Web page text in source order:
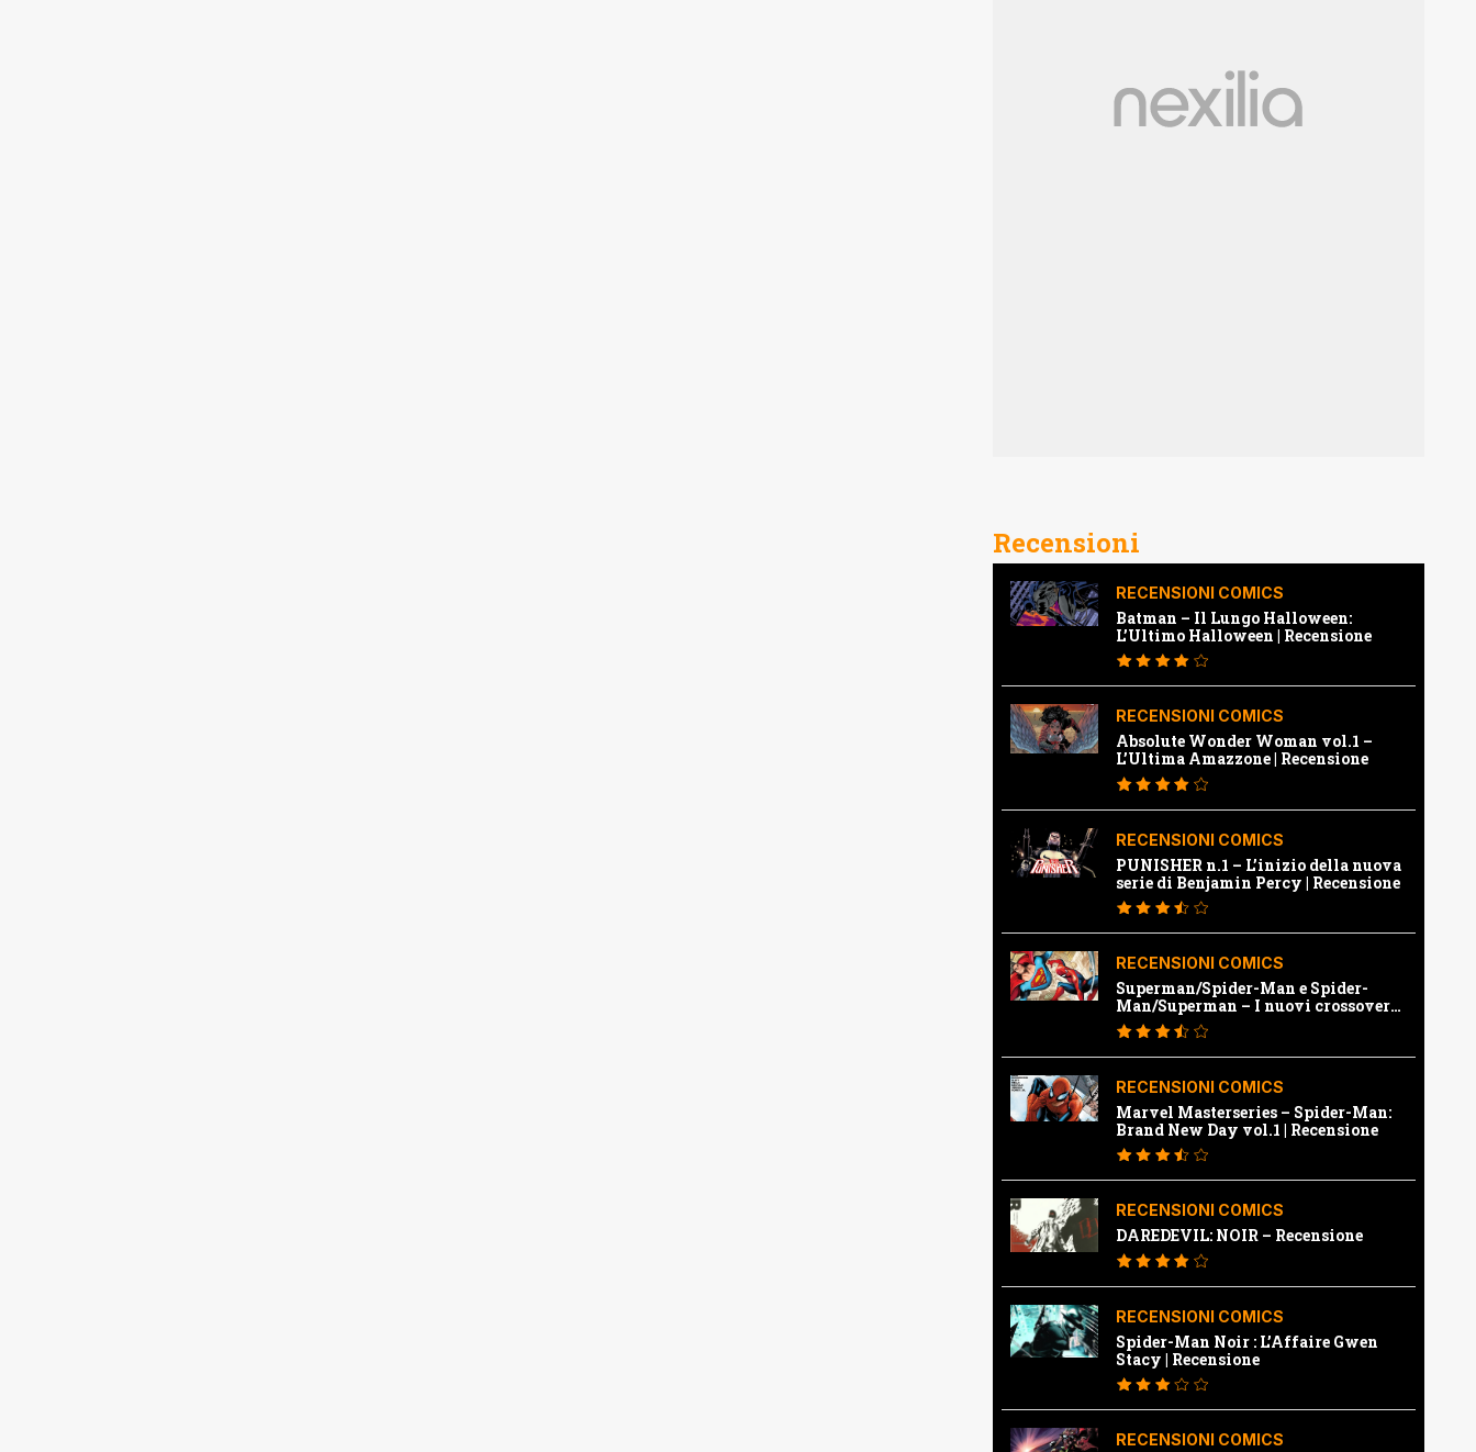
Recensioni
RECENSIONI COMICS
Batman – Il Lungo Halloween:
L’Ultimo Halloween | Recensione
RECENSIONI COMICS
Absolute Wonder Woman vol.1 –
L’Ultima Amazzone | Recensione
RECENSIONI COMICS
PUNISHER n.1 – L’inizio della nuova
serie di Benjamin Percy | Recensione
RECENSIONI COMICS
Superman/Spider-Man e Spider-
Man/Superman – I nuovi crossover
Marvel e Dc | Recensione
RECENSIONI COMICS
Marvel Masterseries – Spider-Man:
Brand New Day vol.1 | Recensione
RECENSIONI COMICS
DAREDEVIL: NOIR – Recensione
RECENSIONI COMICS
Spider-Man Noir : L’Affaire Gwen
Stacy | Recensione
RECENSIONI COMICS